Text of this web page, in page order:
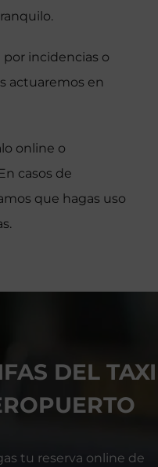
incidencias o
actuaremos en
online o
casos de
que hagas uso
DEL TAXI
tu reserva online de